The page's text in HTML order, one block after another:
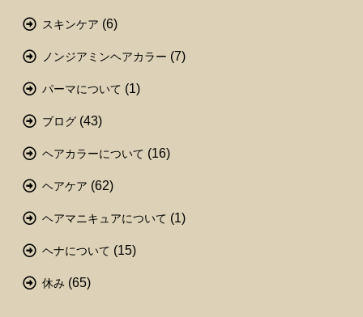
スキンケア (6)
ノンジアミンヘアカラー (7)
パーマについて (1)
ブログ (43)
ヘアカラーについて (16)
ヘアケア (62)
ヘアマニキュアについて (1)
ヘナについて (15)
休み (65)